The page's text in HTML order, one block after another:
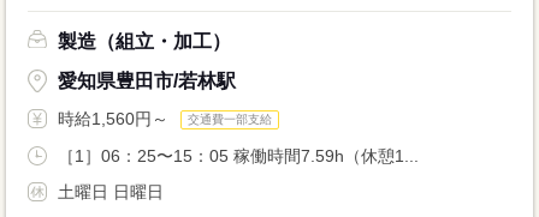
製造（組立・加工）
愛知県豊田市/若林駅
時給1,560円～ 交通費一部支給
［1］06：25〜15：05 稼働時間7.59h（休憩1...
土曜日 日曜日